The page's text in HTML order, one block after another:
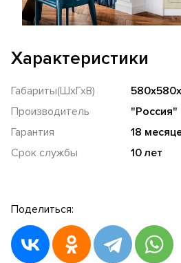
Характеристики
Габариты(ШхГхВ)
Производитель
"Россия"
Гарантия
18
Срок службы
10 лет
Поделиться: